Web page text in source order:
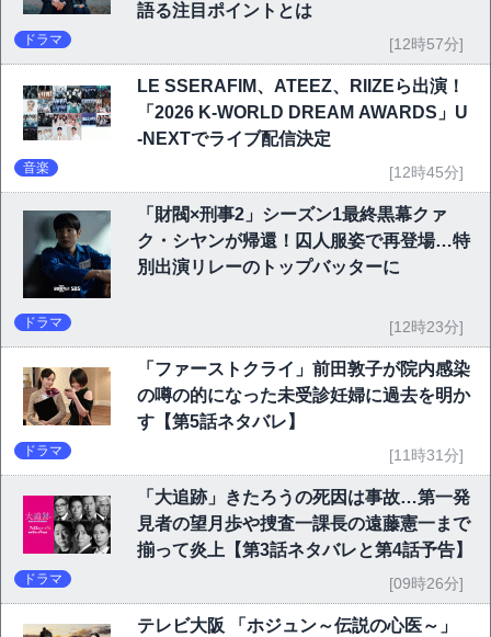
語る注目ポイントとは
ドラマ [12時57分]
LE SSERAFIM、ATEEZ、RIIZEら出演！
「2026 K-WORLD DREAM AWARDS」U
-NEXTでライブ配信決定
音楽 [12時45分]
「財閥×刑事2」シーズン1最終黒幕クァ
ク・シヤンが帰還！囚人服姿で再登場…特
別出演リレーのトップバッターに
ドラマ [12時23分]
「ファーストクライ」前田敦子が院内感染
の噂の的になった未受診妊婦に過去を明か
す【第5話ネタバレ】
ドラマ [11時31分]
「大追跡」きたろうの死因は事故…第一発
見者の望月歩や捜査一課長の遠藤憲一まで
揃って炎上【第3話ネタバレと第4話予告】
ドラマ [09時26分]
テレビ大阪 「ホジュン～伝説の心医～」